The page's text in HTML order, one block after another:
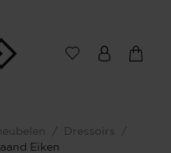
/ Dressoirs
/
Eiken
van